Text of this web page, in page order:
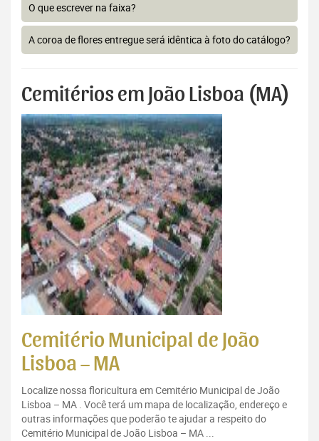
O que escrever na faixa?
A coroa de flores entregue será idêntica à foto do catálogo?
Cemitérios em João Lisboa (MA)
Cemitério Municipal de João
Lisboa – MA
Localize nossa floricultura em Cemitério Municipal de João
Lisboa – MA . Você terá um mapa de localização, endereço e
outras informações que poderão te ajudar a respeito do
Cemitério Municipal de João Lisboa – MA ...